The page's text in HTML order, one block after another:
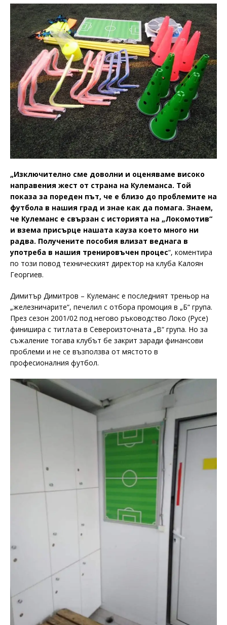
„Изключително сме доволни и оценяваме високо
направения жест от страна на Кулеманса. Той
показа за пореден път, че е близо до проблемите на
футбола в нашия град и знае как да помага. Знаем,
че Кулеманс е свързан с историята на „Локомотив“
и взема присърце нашата кауза което много ни
радва. Получените пособия влизат веднага в
употреба в нашия тренировъчен процес“, коментира
по този повод техническият директор на клуба Калоян
Георгиев.
Димитър Димитров – Кулеманс е последният треньор на
„железничарите“, печелил с отбора промоция в „Б“ група.
През сезон 2001/02 под негово ръководство Локо (Русе)
финишира с титлата в Североизточната „В“ група. Но за
съжаление тогава клубът бе закрит заради финансови
проблеми и не се възползва от мястото в
професионалния футбол.